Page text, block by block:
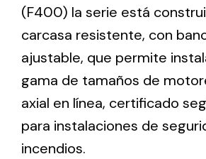
Solar lighting
Variety of solar solutions for all
(F400) la serie está
carcasa resistente, con
ajustable, que permite
gama de tamaños de
axial en línea, certificado
para instalaciones de
incendios.